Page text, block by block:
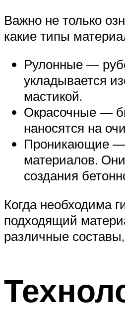
Важно не только
какие типы
Рулонные —
укладывается
мастикой.
Окрасочные —
наносятся на
Проникающие —
материалов.
создания
Когда необходима
подходящий
различные